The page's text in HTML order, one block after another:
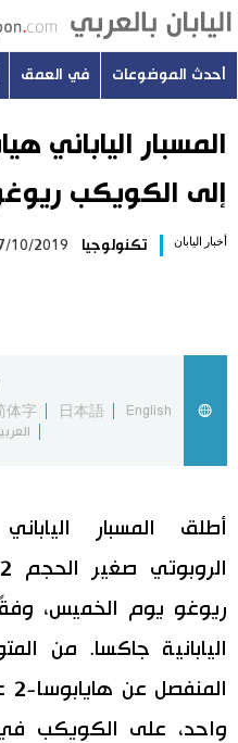
أحدث الموضوعات
اليابان في فيديو
مانغا وأنيمي
علوم وتكنولوجيا
أحدث الموضوعات في العمق
إلى الكويكب
أخبار اليابان تكنولوجيا 10/2019
English
日本語
体字
ريوغو يوم الخميس،
اليابانية جاكسا. من
واحد، على الكويكب